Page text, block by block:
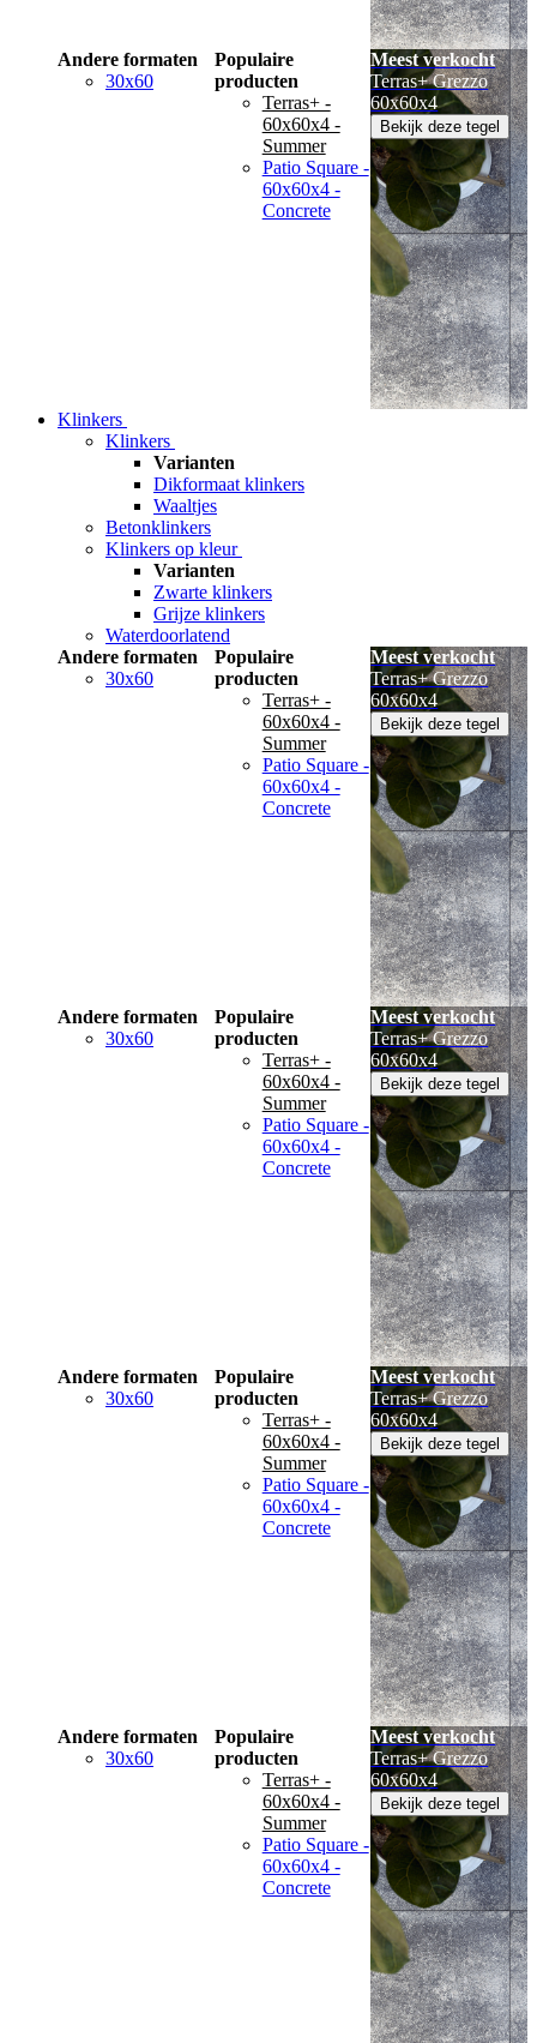
Andere formaten
30x60
Populaire
producten
Terras+ -
60x60x4 -
Summer
Patio Square -
60x60x4 -
Concrete
Meest verkocht
Terras+ Grezzo
60x60x4
Bekijk deze tegel
Klinkers
Klinkers
Varianten
Dikformaat klinkers
Waaltjes
Betonklinkers
Klinkers op kleur
Varianten
Zwarte klinkers
Grijze klinkers
Waterdoorlatend
Andere formaten
30x60
Populaire
producten
Terras+ -
60x60x4 -
Summer
Patio Square -
60x60x4 -
Concrete
Meest verkocht
Terras+ Grezzo
60x60x4
Bekijk deze tegel
Andere formaten
30x60
Populaire
producten
Terras+ -
60x60x4 -
Summer
Patio Square -
60x60x4 -
Concrete
Meest verkocht
Terras+ Grezzo
60x60x4
Bekijk deze tegel
Andere formaten
30x60
Populaire
producten
Terras+ -
60x60x4 -
Summer
Patio Square -
60x60x4 -
Concrete
Meest verkocht
Terras+ Grezzo
60x60x4
Bekijk deze tegel
Andere formaten
30x60
Populaire
producten
Terras+ -
60x60x4 -
Summer
Patio Square -
60x60x4 -
Concrete
Meest verkocht
Terras+ Grezzo
60x60x4
Bekijk deze tegel